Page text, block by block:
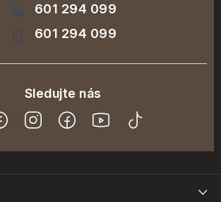
601 294 099
601 294 099